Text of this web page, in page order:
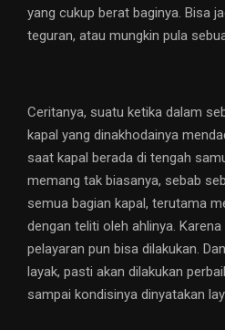
yang cukup berat baginya. Bisa
teguran, atau mungkin pula
Ceritanya, suatu ketika dalam
kapal yang dinakhodainya
saat kapal berada di tengah
memang tak biasanya, sebab
semua bagian kapal, terutama
dengan teliti oleh ahlinya.
pelayaran pun bisa dilakukan.
layak, pasti akan dilakukan
sampai kondisinya dinyatakan